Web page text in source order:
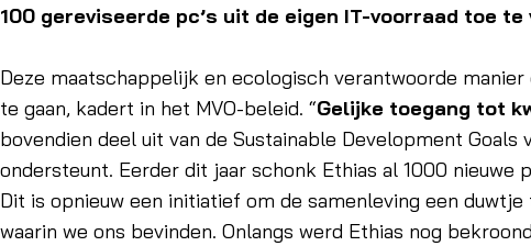
100 gereviseerde pc’s uit de eigen IT-voorraad toe te
Deze maatschappelijk en ecologisch verantwoorde
te gaan, kadert in het MVO-beleid. “Gelijke toegang tot
bovendien deel uit van de Sustainable Development Goals
ondersteunt. Eerder dit jaar schonk Ethias al 1000 nieuwe
Dit is opnieuw een initiatief om de samenleving een
waarin we ons bevinden. Onlangs werd Ethias nog